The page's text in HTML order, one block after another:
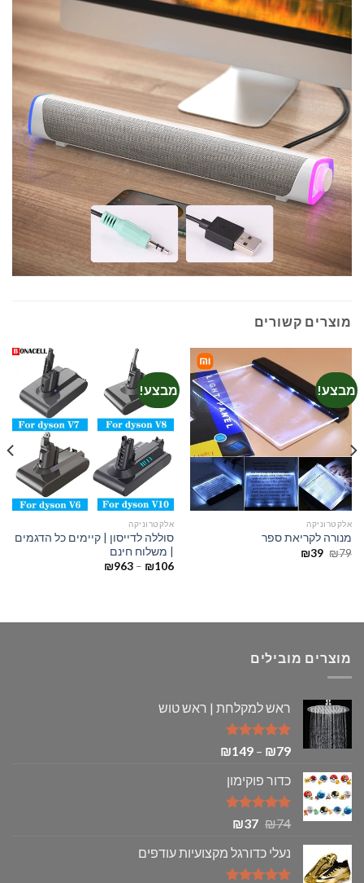
מוצרים קשורים
מבצע!
אלקטרוניקה
מנורה לקריאת ספר
₪79
המחיר
₪39
המחיר
מבצע!
אלקטרוניקה
סוללה לדייסון | קיימים כל הדגמים
| משלוח חינם
₪106
–
₪963
טווח
מוצרים מובילים
ראש למקלחת | ראש טוש
דורג 5.00 ₪79
–
₪149
כדור פוקימון
דורג 5.00 ₪74
המחיר
היה:
₪74.
₪37
המחיר
הוא:
₪37.
נעלי כדורגל מקצועיות עודפים